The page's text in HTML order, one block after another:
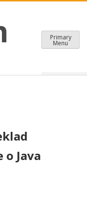
Primary
Menu
o Java